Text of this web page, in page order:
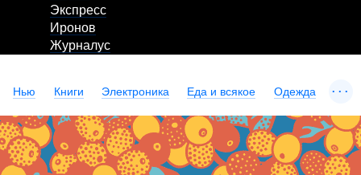
Экспресс
Иронов
Журналус
Нью Книги Электроника Еда и всякое Одежда ...